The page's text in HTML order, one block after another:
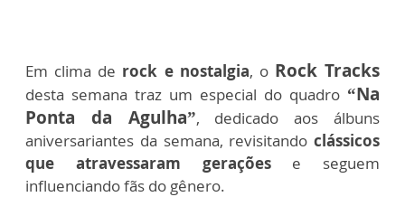
Em clima de rock e nostalgia, o Rock Tracks
desta semana traz um especial do quadro “Na
Ponta da Agulha”, dedicado aos álbuns
aniversariantes da semana, revisitando clássicos
que atravessaram geraçõese seguem
influenciando fãs do gênero.